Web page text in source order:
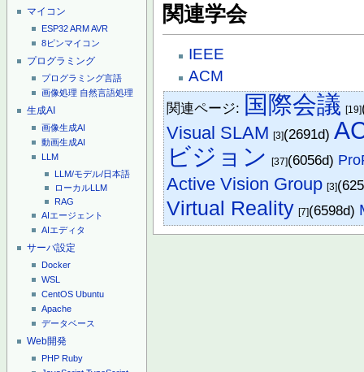
マイコン
ESP32ARMAVR
8ピンマイコン
プログラミング
プログラミング言語
画像処理 自然言語処理
生成AI
画像生成AI
動画生成AI
LLM
LLM/モデル/日本語
ローカルLLM
RAG
AIエージェント
AIエディタ
サーバ設定
Docker
WSL
CentOS Ubuntu
Apache
データベース
Web開発
PHP Ruby
関連学会
IEEE
ACM
関連ページ: 国際会議 [19]
Visual SLAM [3](2691d)
ビジョン [37](6056d)
Active Vision Group [3]
Virtual Reality [7](6598d)